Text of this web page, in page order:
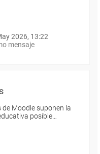
2026, 13:22
mensaje
Moodle suponen la
posible…